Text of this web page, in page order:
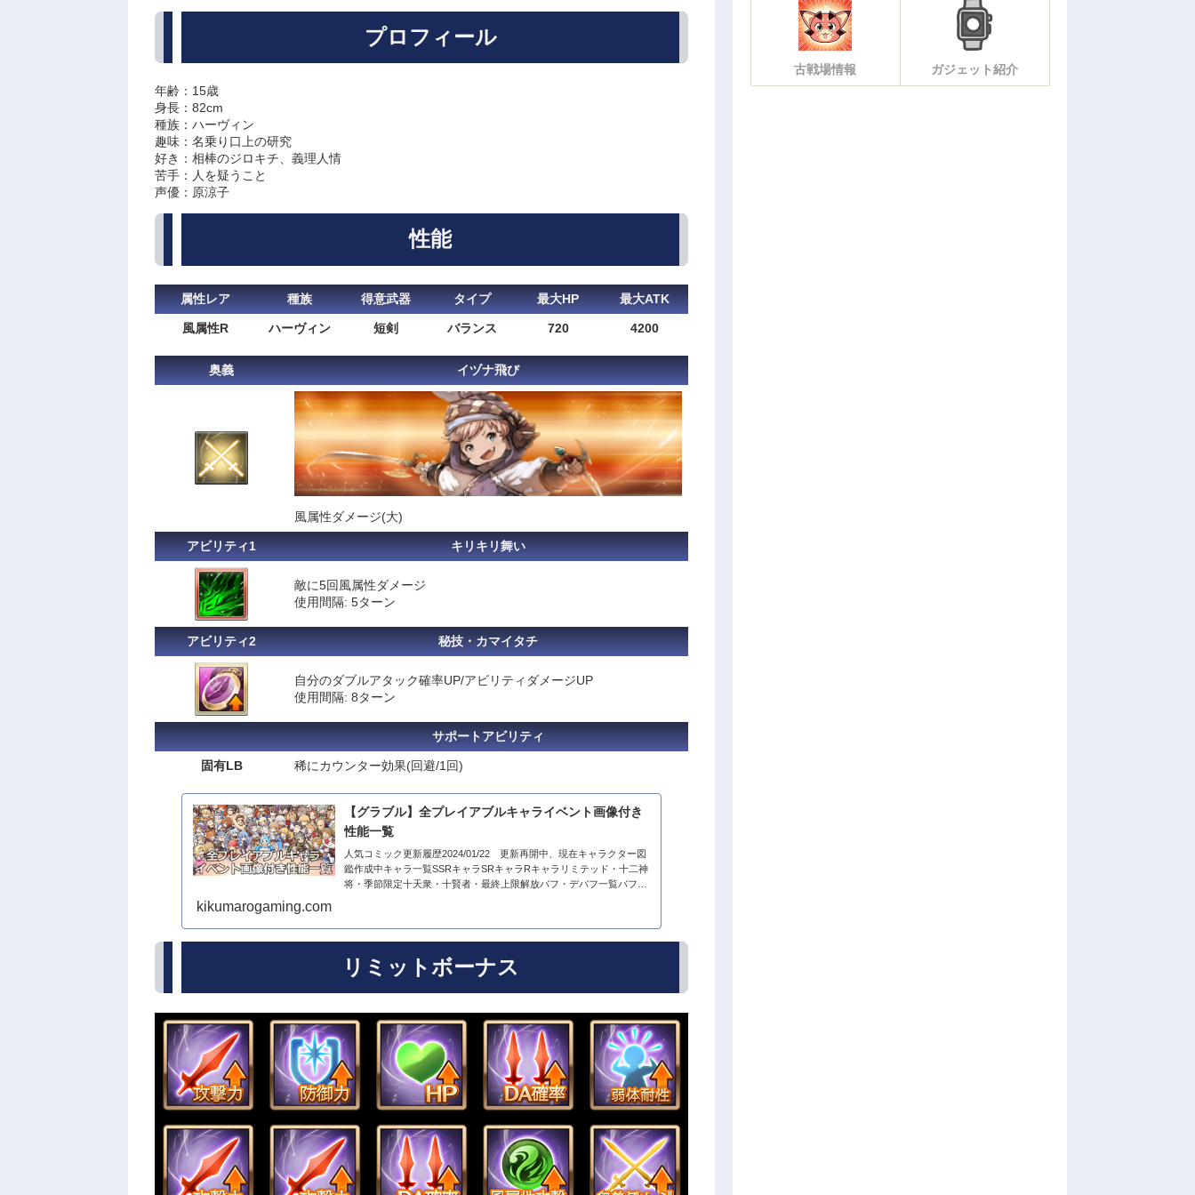
プロフィール
年齢：15歳
身長：82cm
種族：ハーヴィン
趣味：名乗り口上の研究
好き：相棒のジロキチ、義理人情
苦手：人を疑うこと
声優：原涼子
性能
属性レア 種族 得意武器 タイプ 最大HP 最大ATK
風属性R ハーヴィン 短剣 バランス 720 4200
奥義 イヅナ飛び
風属性ダメージ(大)
アビリティ1 キリキリ舞い
敵に5回風属性ダメージ
使用間隔: 5ターン
アビリティ2 秘技・カマイタチ
自分のダブルアタック確率UP/アビリティダメージUP
使用間隔: 8ターン
サポートアビリティ
固有LB 稀にカウンター効果(回避/1回)
【グラブル】全プレイアブルキャライベント画像付き
性能一覧
人気コミック更新履歴2024/01/22 更新再開中、現在キャラクター図
鑑作成中キャラ一覧SSRキャラSRキャラRキャラリミテッド・十二神
将・季節限定十天衆・十賢者・最終上限解放バフ・デバフ一覧バフ一
kikumarogaming.com
リミットボーナス
古戦場情報 ガジェット紹介